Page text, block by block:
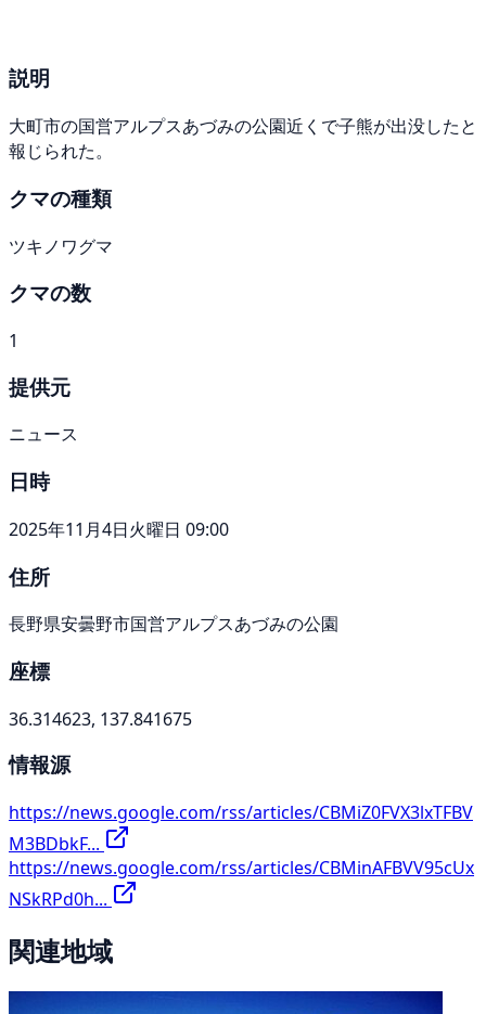
説明
大町市の国営アルプスあづみの公園近くで子熊が出没したと
報じられた。
クマの種類
ツキノワグマ
クマの数
1
提供元
ニュース
日時
2025年11月4日火曜日 09:00
住所
長野県安曇野市国営アルプスあづみの公園
座標
36.314623, 137.841675
情報源
https://news.google.com/rss/articles/CBMiZ0FVX3lxTFBV
M3BDbkF...
https://news.google.com/rss/articles/CBMinAFBVV95cUx
NSkRPd0h...
関連地域